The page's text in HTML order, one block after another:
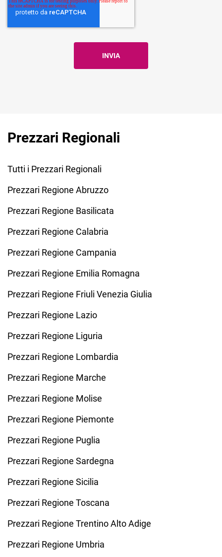
Prezzari Regionali
Tutti i Prezzari Regionali
Prezzari Regione Abruzzo
Prezzari Regione Basilicata
Prezzari Regione Calabria
Prezzari Regione Campania
Prezzari Regione Emilia Romagna
Prezzari Regione Friuli Venezia Giulia
Prezzari Regione Lazio
Prezzari Regione Liguria
Prezzari Regione Lombardia
Prezzari Regione Marche
Prezzari Regione Molise
Prezzari Regione Piemonte
Prezzari Regione Puglia
Prezzari Regione Sardegna
Prezzari Regione Sicilia
Prezzari Regione Toscana
Prezzari Regione Trentino Alto Adige
Prezzari Regione Umbria